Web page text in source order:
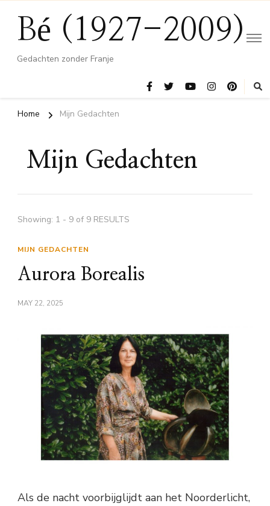
Bé (1927-2009)
Gedachten zonder Franje
Home Mijn Gedachten
Mijn Gedachten
Showing: 1 - 9 of 9 RESULTS
MIJN GEDACHTEN
Aurora Borealis
MAY 22, 2025
Als de nacht voorbijglijdt aan het Noorderlicht,